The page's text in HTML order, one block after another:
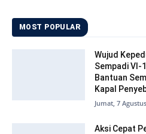
MOST POPULAR
Wujud
Sempadi VI-
Bantuan
Kapal
Jumat, 7
Aksi Cepat